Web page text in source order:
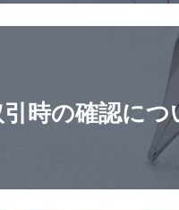
時の確認につ